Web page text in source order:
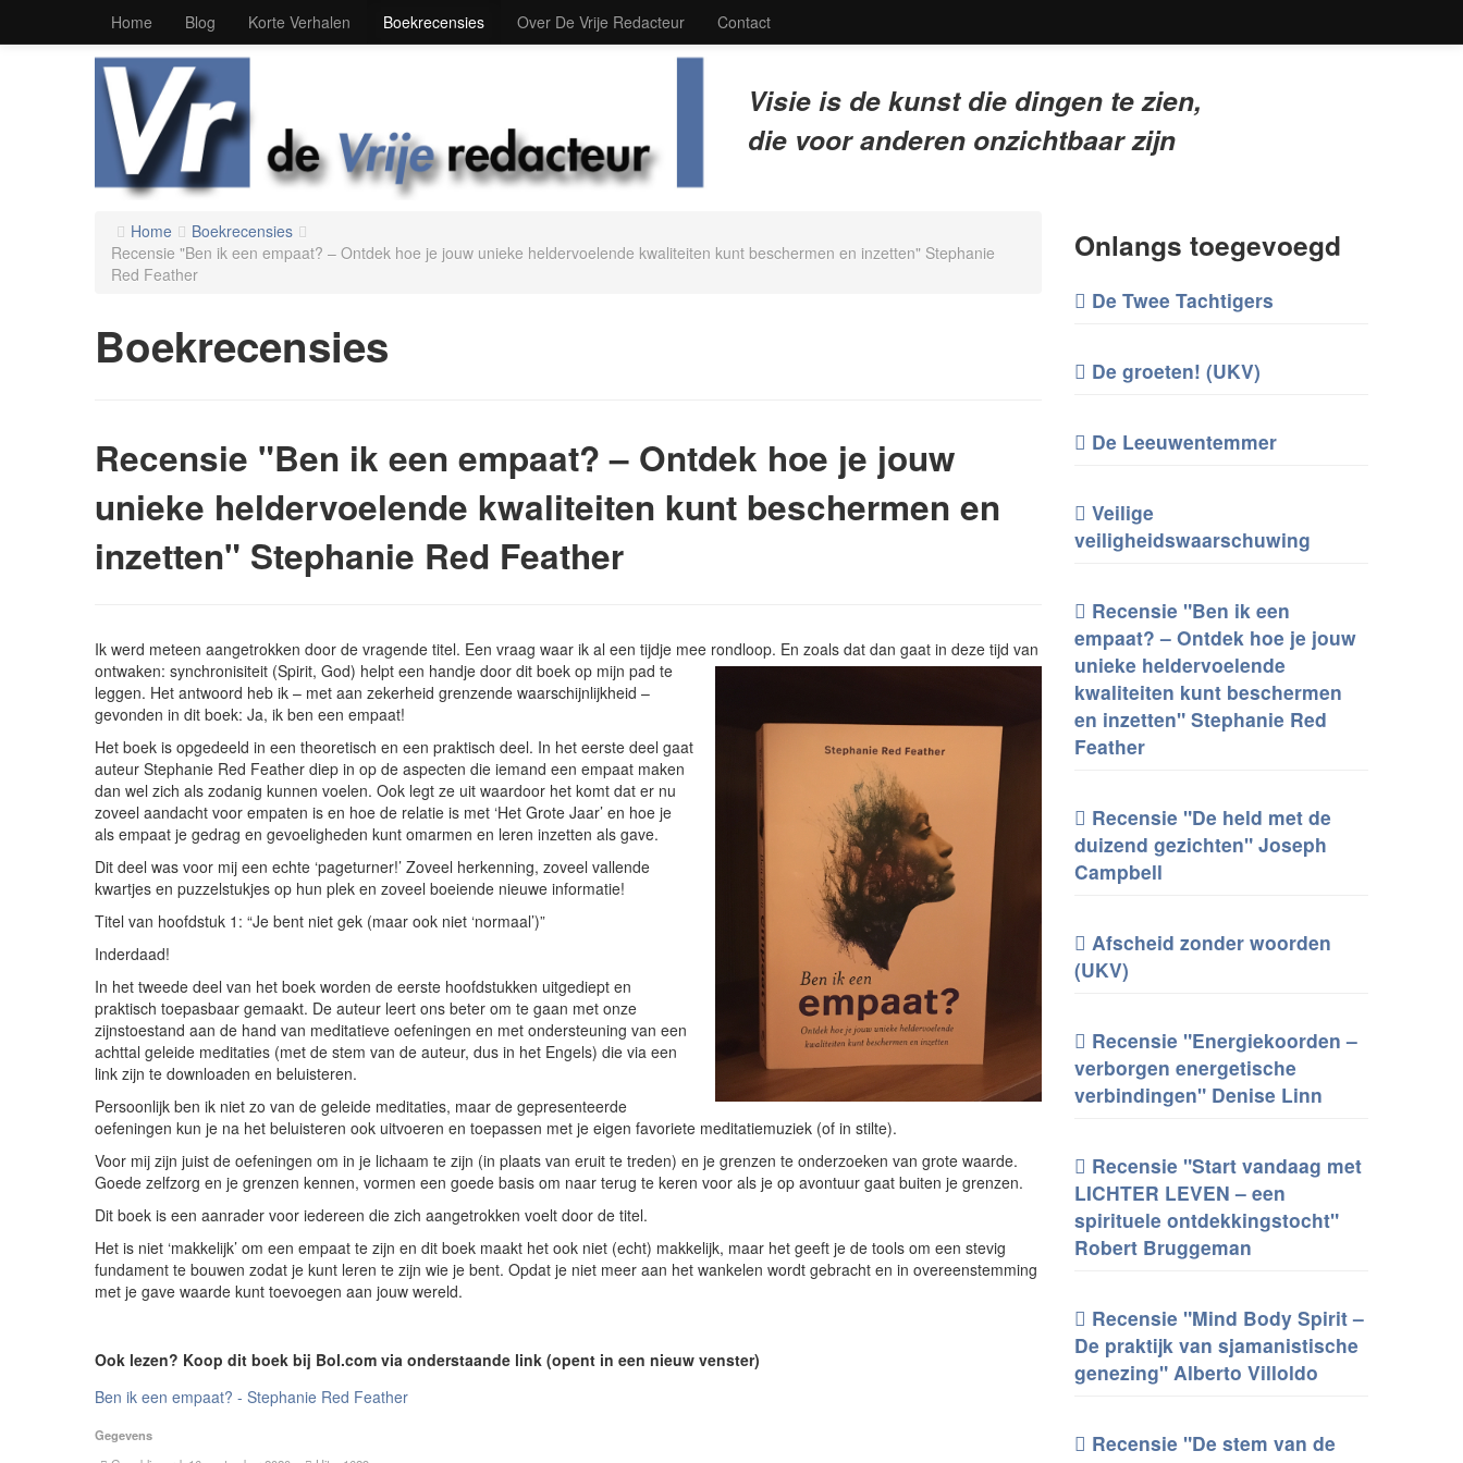
Home Blog Korte Verhalen Boekrecensies Over De Vrije Redacteur Contact
Visie is de kunst die dingen te zien,
die voor anderen onzichtbaar zijn
Home
Boekrecensies
Recensie "Ben ik een empaat? – Ontdek hoe je jouw unieke heldervoelende kwaliteiten kunt beschermen en inzetten" Stephanie
Red Feather
Boekrecensies
Recensie "Ben ik een empaat? – Ontdek hoe je jouw
unieke heldervoelende kwaliteiten kunt beschermen en
inzetten" Stephanie Red Feather
Ik werd meteen aangetrokken door de vragende titel. Een vraag waar ik al een tijdje mee rondloop. En zoals dat dan gaat in deze tijd van
ontwaken: synchronisiteit (Spirit, God) helpt een handje door dit boek op mijn pad te
leggen. Het antwoord heb ik – met aan zekerheid grenzende waarschijnlijkheid –
gevonden in dit boek: Ja, ik ben een empaat!
Het boek is opgedeeld in een theoretisch en een praktisch deel. In het eerste deel gaat
auteur Stephanie Red Feather diep in op de aspecten die iemand een empaat maken
dan wel zich als zodanig kunnen voelen. Ook legt ze uit waardoor het komt dat er nu
zoveel aandacht voor empaten is en hoe de relatie is met ‘Het Grote Jaar’ en hoe je
als empaat je gedrag en gevoeligheden kunt omarmen en leren inzetten als gave.
Dit deel was voor mij een echte ‘pageturner!’ Zoveel herkenning, zoveel vallende
kwartjes en puzzelstukjes op hun plek en zoveel boeiende nieuwe informatie!
Titel van hoofdstuk 1: “Je bent niet gek (maar ook niet ‘normaal’)”
Inderdaad!
In het tweede deel van het boek worden de eerste hoofdstukken uitgediept en
praktisch toepasbaar gemaakt. De auteur leert ons beter om te gaan met onze
zijnstoestand aan de hand van meditatieve oefeningen en met ondersteuning van een
achttal geleide meditaties (met de stem van de auteur, dus in het Engels) die via een
link zijn te downloaden en beluisteren.
Persoonlijk ben ik niet zo van de geleide meditaties, maar de gepresenteerde
oefeningen kun je na het beluisteren ook uitvoeren en toepassen met je eigen favoriete meditatiemuziek (of in stilte).
Voor mij zijn juist de oefeningen om in je lichaam te zijn (in plaats van eruit te treden) en je grenzen te onderzoeken van grote waarde.
Goede zelfzorg en je grenzen kennen, vormen een goede basis om naar terug te keren voor als je op avontuur gaat buiten je grenzen.
Dit boek is een aanrader voor iedereen die zich aangetrokken voelt door de titel.
Het is niet ‘makkelijk’ om een empaat te zijn en dit boek maakt het ook niet (echt) makkelijk, maar het geeft je de tools om een stevig
fundament te bouwen zodat je kunt leren te zijn wie je bent. Opdat je niet meer aan het wankelen wordt gebracht en in overeenstemming
met je gave waarde kunt toevoegen aan jouw wereld.
Ook lezen? Koop dit boek bij Bol.com via onderstaande link (opent in een nieuw venster)
Ben ik een empaat? - Stephanie Red Feather
Gegevens
Onlangs toegevoegd
De Twee Tachtigers
De groeten! (UKV)
De Leeuwentemmer
Veilige
veiligheidswaarschuwing
Recensie "Ben ik een
empaat? – Ontdek hoe je jouw
unieke heldervoelende
kwaliteiten kunt beschermen
en inzetten" Stephanie Red
Feather
Recensie "De held met de
duizend gezichten" Joseph
Campbell
Afscheid zonder woorden
(UKV)
Recensie "Energiekoorden –
verborgen energetische
verbindingen" Denise Linn
Recensie "Start vandaag met
LICHTER LEVEN – een
spirituele ontdekkingstocht"
Robert Bruggeman
Recensie "Mind Body Spirit –
De praktijk van sjamanistische
genezing" Alberto Villoldo
Recensie "De stem van de